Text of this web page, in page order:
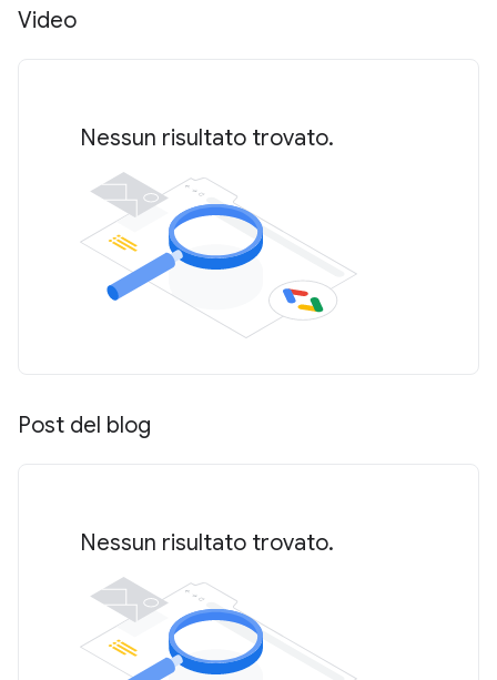
Video
Nessun risultato trovato.
Post del blog
Nessun risultato trovato.